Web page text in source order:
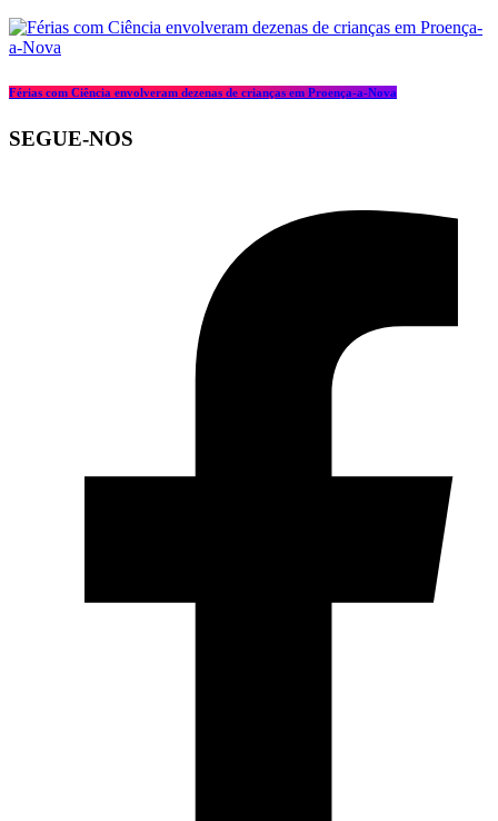
Férias com Ciência envolveram dezenas de crianças em Proença-a-Nova
SEGUE-NOS